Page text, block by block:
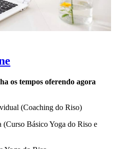
os tempos oferendo agora
(Coaching do Riso)
(Curso Básico Yoga do Riso e